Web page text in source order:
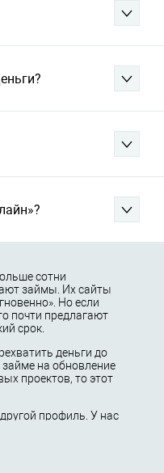
сотни
займы. Их сайты
Но если
почти предлагают
срок.
деньги до
на обновление
проектов, то этот
профиль. У нас